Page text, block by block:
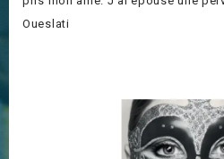
Oueslati